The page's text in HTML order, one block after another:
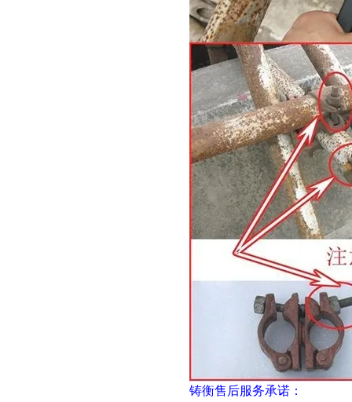
铸衡售后服务承诺：